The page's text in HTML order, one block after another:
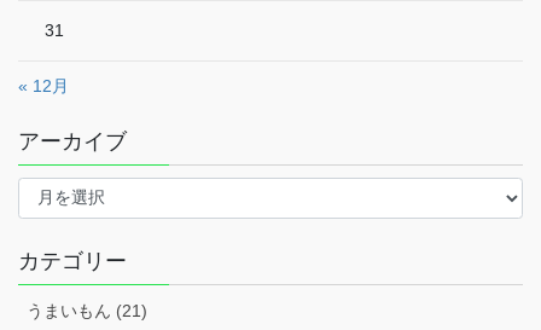
31
« 12月
アーカイブ
ア
イ
カテゴリー
うまいもん (21)